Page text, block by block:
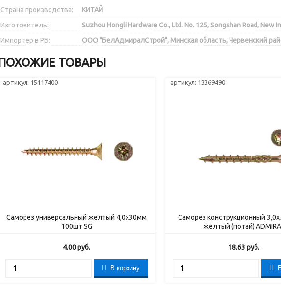
Страна производства:
КИТАЙ
Изготовитель:
Suzhou Hongli Hardware Co., Ltd. No. 125, Songshan Road,
Импортер в РБ:
ООО "БелАдмиралСтрой", Минская область, Червенский
ПОХОЖИЕ ТОВАРЫ
артикул: 15117400
Саморез универсальный желтый 4,0х30мм
100шт SG
4.00руб.
В корзину
артикул: 13369490
Саморез конструкционный
желтый (потай)
18.63 руб.